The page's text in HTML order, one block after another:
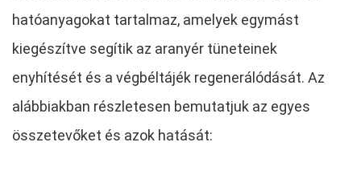
hatóanyagokat tartalmaz, amelyek egymást
kiegészítve segítik az aranyér tüneteinek
enyhítését és a végbéltájék regenerálódását. Az
alábbiakban részletesen bemutatjuk az egyes
összetevőket és azok hatását: